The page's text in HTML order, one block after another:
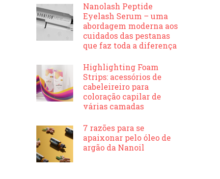
Nanolash Peptide
Eyelash Serum – uma
abordagem moderna aos
cuidados das pestanas
que faz toda a diferença
Highlighting Foam
Strips: acessórios de
cabeleireiro para
coloração capilar de
várias camadas
7 razões para se
apaixonar pelo óleo de
argão da Nanoil